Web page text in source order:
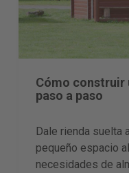
Cómo construir
paso a paso
Dale rienda suelta
pequeño espacio
necesidades de